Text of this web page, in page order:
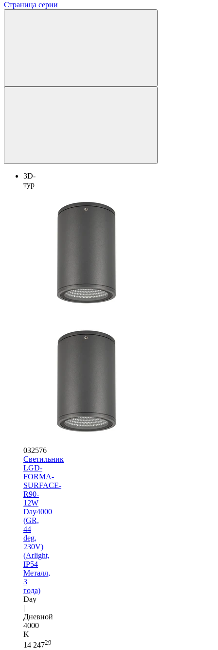
Страница серии
3D-
тур
032576
Светильник
LGD-
FORMA-
SURFACE-
R90-
12W
Day4000
(GR,
44
deg,
230V)
(Arlight,
IP54
Металл,
3
года)
Day
|
Дневной
4000
K
14 24729